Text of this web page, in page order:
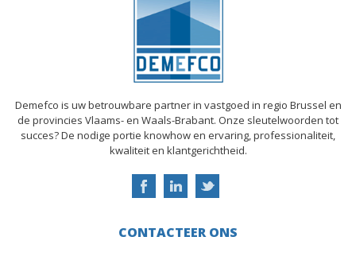
Demefco is uw betrouwbare partner in vastgoed in regio Brussel en
de provincies Vlaams- en Waals-Brabant. Onze sleutelwoorden tot
succes? De nodige portie knowhow en ervaring, professionaliteit,
kwaliteit en klantgerichtheid.
CONTACTEER ONS